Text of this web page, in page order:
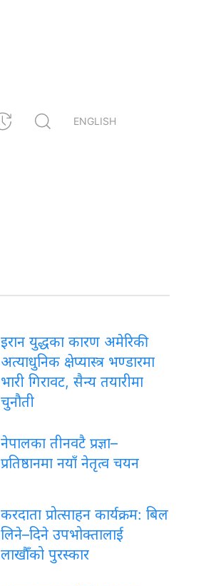
ENGLISH
इरान युद्धका कारण अमेरिकी
अत्याधुनिक क्षेप्यास्त्र भण्डारमा
भारी गिरावट, सैन्य तयारीमा
चुनौती
नेपालका तीनवटै प्रज्ञा–
प्रतिष्ठानमा नयाँ नेतृत्व चयन
करदाता प्रोत्साहन कार्यक्रम: बिल
लिने–दिने उपभोक्तालाई
लाखौँको पुरस्कार